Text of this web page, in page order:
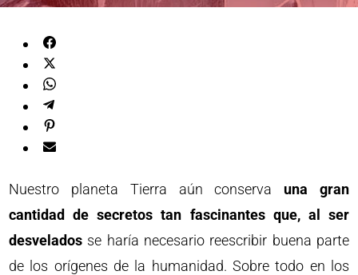
Nuestro planeta Tierra aún conserva una gran
cantidad de secretos tan fascinantes que, al ser
desvelados se haría necesario reescribir buena parte
de los orígenes de la humanidad. Sobre todo en los